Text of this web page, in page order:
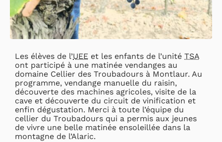
Les élèves de l’UEE et les enfants de l’unité TSA
ont participé à une matinée vendanges au
domaine Cellier des Troubadours à Montlaur. Au
programme, vendange manuelle du raisin,
découverte des machines agricoles, visite de la
cave et découverte du circuit de vinification et
enfin dégustation. Merci à toute l’équipe du
cellier du Troubadours qui a permis aux jeunes
de vivre une belle matinée ensoleillée dans la
montagne de l’Alaric.